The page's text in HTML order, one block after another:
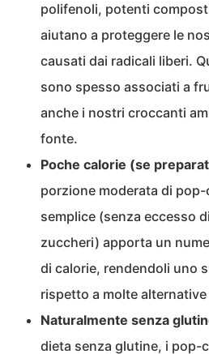
polifenoli, potenti
aiutano a proteggere le
causati dai radicali liberi.
sono spesso associati a
anche i nostri croccanti
fonte.
Poche calorie (se
porzione moderata di
semplice (senza eccesso
zuccheri) apporta un
di calorie, rendendoli uno
rispetto a molte
Naturalmente senza
dieta senza glutine, i pop-